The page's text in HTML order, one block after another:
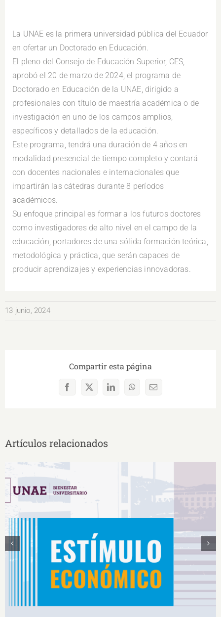
La UNAE es la primera universidad pública del Ecuador
en ofertar un Doctorado en Educación.
El pleno del Consejo de Educación Superior, CES,
aprobó el 20 de marzo de 2024, el programa de
Doctorado en Educación de la UNAE, dirigido a
profesionales con título de maestría académica o de
investigación en uno de los campos amplios,
específicos y detallados de la educación.
Este programa, tendrá una duración de 4 años en
modalidad presencial de tiempo completo y contará
con docentes nacionales e internacionales que
impartirán las cátedras durante 8 períodos
académicos.
Su enfoque principal es formar a los futuros doctores
como investigadores de alto nivel en el campo de la
educación, portadores de una sólida formación teórica,
metodológica y práctica, que serán capaces de
producir aprendizajes y experiencias innovadoras.
13 junio, 2024
Compartir esta página
Facebook
X LinkedInWhatsAppCorreo
Artículos relacionados
Estímulos Económicos para Deportistas de Alto
Rendimiento IS2026